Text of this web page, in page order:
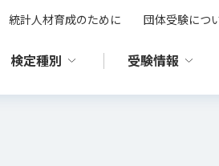
統計人材育成のために 団体受験につ
検定種別 受験情報